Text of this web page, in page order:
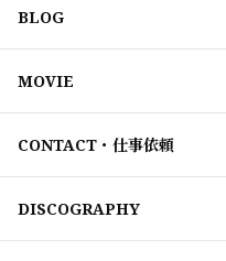
BLOG
MOVIE
CONTACT・仕事依頼
DISCOGRAPHY